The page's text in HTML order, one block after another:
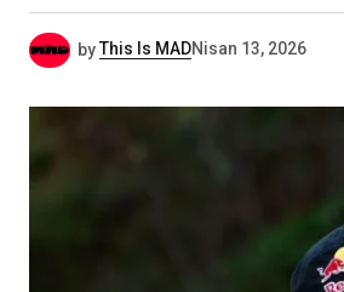
byThis Is MADNisan 13, 2026